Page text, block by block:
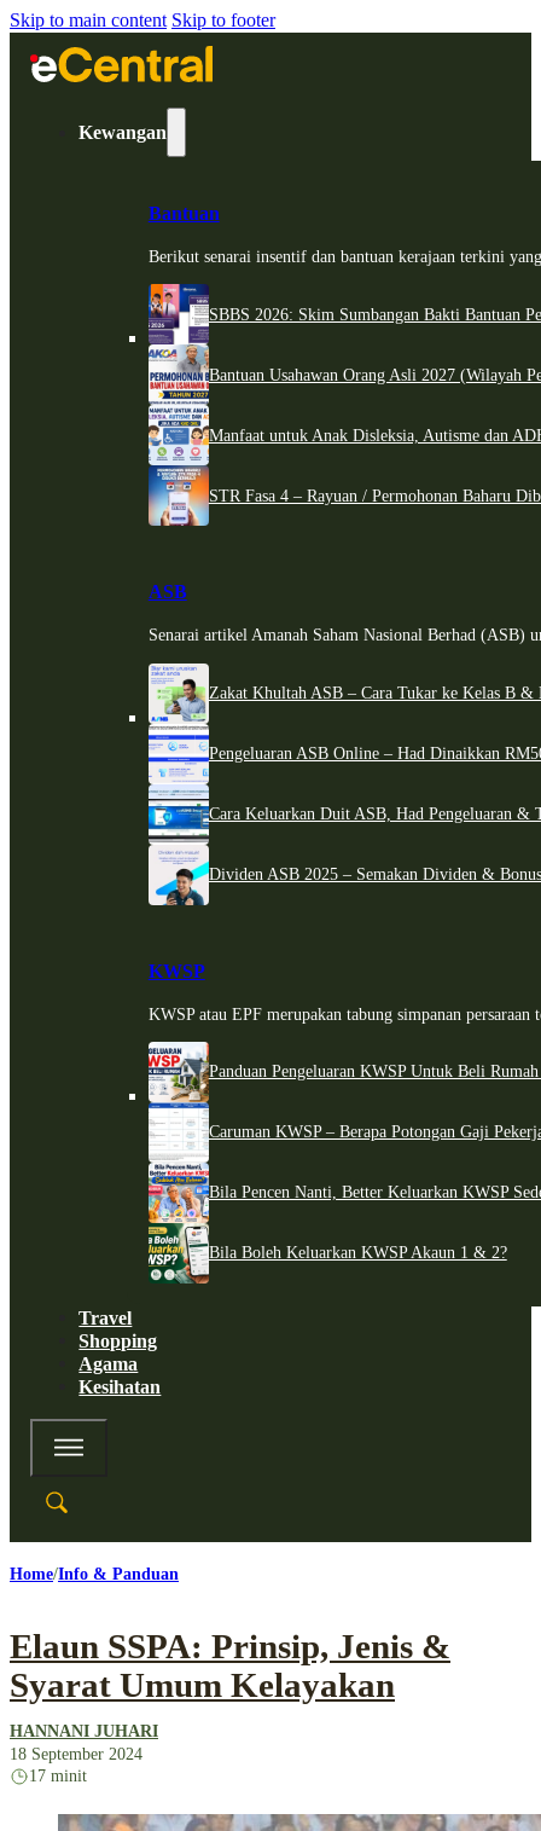
Skip to main content Skip to footer
Kewangan
Bantuan
Berikut senarai insentif dan bantuan kerajaan terkini
SBBS 2026: Skim Sumbangan Bakti Bantuan
Bantuan Usahawan Orang Asli 2027 (Wilayah
Manfaat untuk Anak Disleksia, Autisme dan
STR Fasa 4 – Rayuan / Permohonan Baharu
ASB
Senarai artikel Amanah Saham Nasional Berhad (ASB)
Zakat Khultah ASB – Cara Tukar ke Kelas B &
Pengeluaran ASB Online – Had Dinaikkan
Cara Keluarkan Duit ASB, Had Pengeluaran &
Dividen ASB 2025 – Semakan Dividen &
KWSP
KWSP atau EPF merupakan tabung simpanan persaraan
Panduan Pengeluaran KWSP Untuk Beli
Caruman KWSP – Berapa Potongan Gaji
Bila Pencen Nanti, Better Keluarkan KWSP
Bila Boleh Keluarkan KWSP Akaun 1 & 2?
Travel
Shopping
Agama
Kesihatan
Home Info & Panduan
Elaun SSPA: Prinsip, Jenis &
Syarat Umum Kelayakan
HANNANI JUHARI
18 September 2024
17 minit